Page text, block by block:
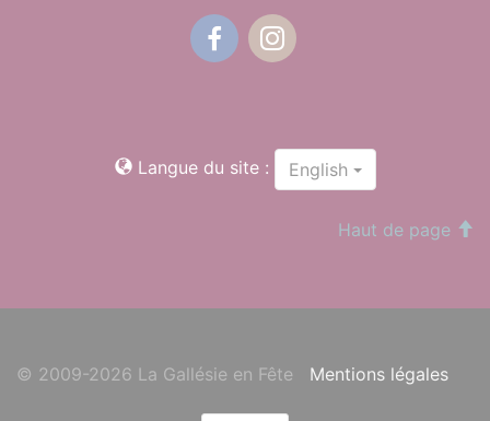
Langue du site : English
Haut de page
© 2009-2026 La Gallésie en Fête Mentions légales